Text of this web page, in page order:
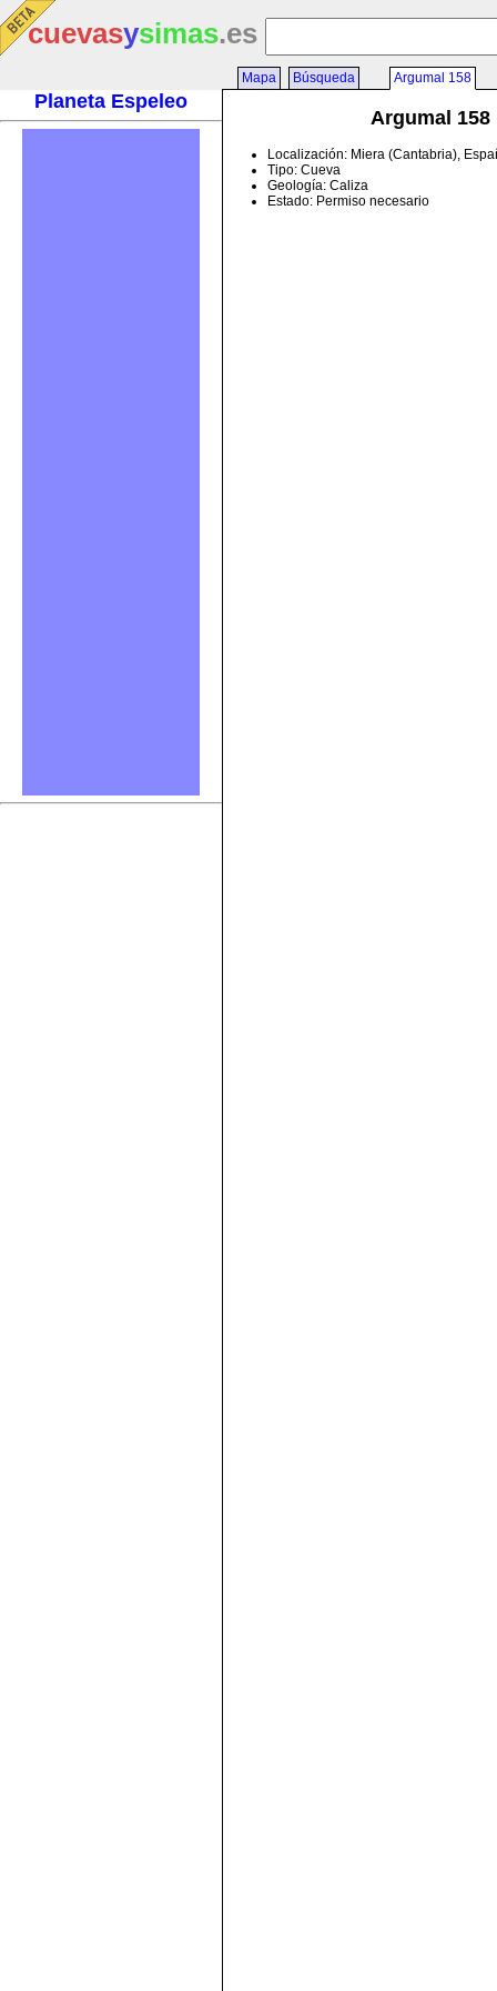
cuevasysimas.es
Planeta Espeleo
Mapa Búsqueda Argumal 158
Argumal 158
Localización: Miera (Cantabria),
Tipo: Cueva
Geología: Caliza
Estado: Permiso necesario